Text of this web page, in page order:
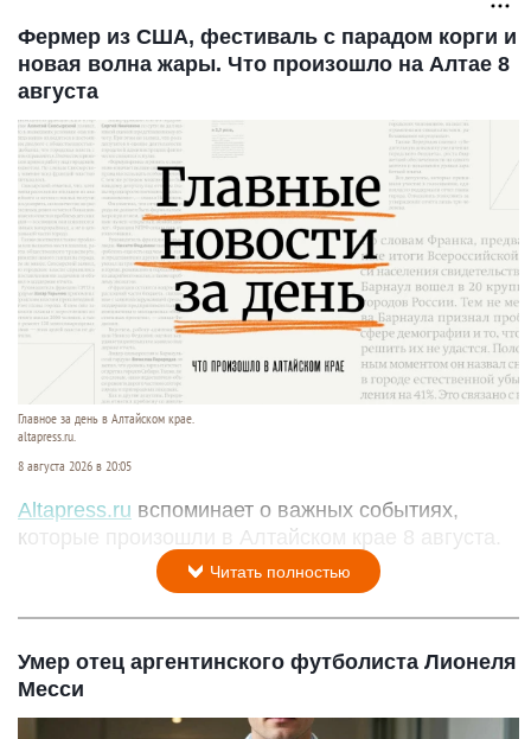
Фермер из США, фестиваль с парадом корги и
новая волна жары. Что произошло на Алтае 8
августа
Главное за день в Алтайском крае.
altapress.ru.
8 августа 2026 в 20:05
Altapress.ru вспоминает о важных событиях,
которые произошли в Алтайском крае 8 августа.
Читать полностью
Умер отец аргентинского футболиста Лионеля
Месси